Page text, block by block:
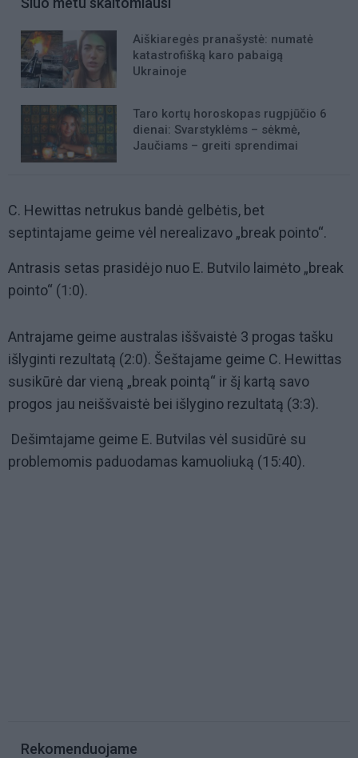
Aiškiaregės pranašystė: numatė
katastrofišką karo pabaigą
Ukrainoje
Taro kortų horoskopas rugpjūčio 6
dienai: Svarstyklėms – sėkmė,
Jaučiams – greiti sprendimai
C. Hewittas netrukus bandė gelbėtis, bet
septintajame geime vėl nerealizavo „break pointo“.
Antrasis setas prasidėjo nuo E. Butvilo laimėto „break
pointo“ (1:0).
Antrajame geime australas iššvaistė 3 progas tašku
išlyginti rezultatą (2:0). Šeštajame geime C. Hewittas
susikūrė dar vieną „break pointą“ ir šį kartą savo
progos jau neiššvaistė bei išlygino rezultatą (3:3).
Dešimtajame geime E. Butvilas vėl susidūrė su
problemomis paduodamas kamuoliuką (15:40).
Rekomenduojame